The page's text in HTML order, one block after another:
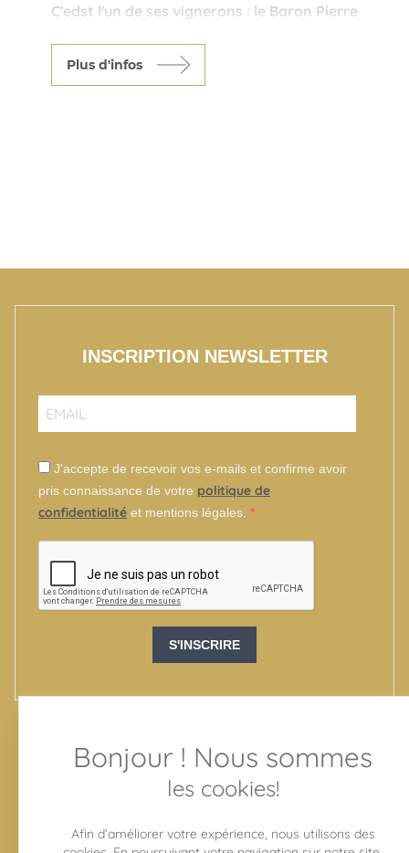
Bonjour ! Nous sommes
les cookies!
Afin d’améliorer votre expérience, nous utilisons des
C'edst l'un de ses vignerons : le Baron Pierre
système français des Appellations
d'Origine Controlée au début du XXème
fonction de la saison et de la disponiiblité
Plus d'infos
INSCRIPTION NEWSLETTER
J'accepte de recevoir vos e-mails et confirme avoir
pris connaissance de votre politique de
confidentialité et mentions légales.
S'INSCRIRE
SUIVEZ-NOUS